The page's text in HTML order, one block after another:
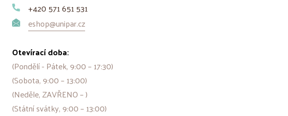
+420 571 651 531
eshop@unipar.cz
Otevírací doba:
(Pondělí - Pátek, 9:00 – 17:30)
(Sobota, 9:00 – 13:00)
(Neděle, ZAVŘENO – )
(Státní svátky, 9:00 – 13:00)